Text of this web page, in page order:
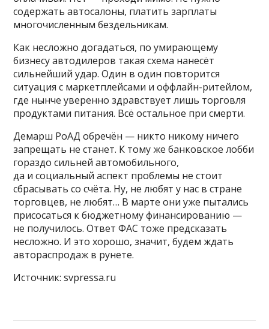
содержать автосалоны, платить зарплаты
многочисленным бездельникам.
Как несложно догадаться, по умирающему
бизнесу автодилеров такая схема нанесёт
сильнейший удар. Один в один повторится
ситуация с маркетплейсами и оффлайн-ритейлом,
где нынче уверенно здравствует лишь торговля
продуктами питания. Всё остальное при смерти.
Демарш РоАД обречён — никто никому ничего
запрещать не станет. К тому же банковское лобби
гораздо сильней автомобильного,
да и социальный аспект проблемы не стоит
сбрасывать со счёта. Ну, не любят у нас в стране
торговцев, не любят… В марте они уже пытались
присосаться к бюджетному финансированию —
не получилось. Ответ ФАС тоже предсказать
несложно. И это хорошо, значит, будем ждать
автораспродаж в рунете.
Источник: svpressa.ru